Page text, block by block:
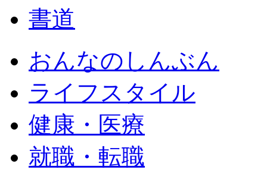
書道
おんなのしんぶん
ライフスタイル
健康・医療
就職・転職